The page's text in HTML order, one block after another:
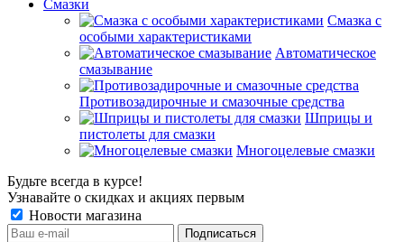
Смазки
Смазка с
особыми характеристиками
Автоматическое
смазывание
Противозадирочные и смазочные средства
Шприцы и
пистолеты для смазки
Многоцелевые смазки
Будьте всегда в курсе!
Узнавайте о скидках и акциях первым
Новости магазина